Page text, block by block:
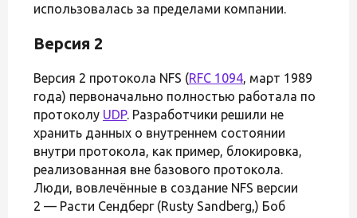
использовалась за пределами компании.
Версия 2
Версия 2 протокола NFS (RFC 1094, март 1989
года) первоначально полностью работала по
протоколу UDP. Разработчики решили не
хранить данных о внутреннем состоянии
внутри протокола, как пример, блокировка,
реализованная вне базового протокола.
Люди, вовлечённые в создание NFS версии
2 — Расти Сендберг (Rusty Sandberg,) Боб